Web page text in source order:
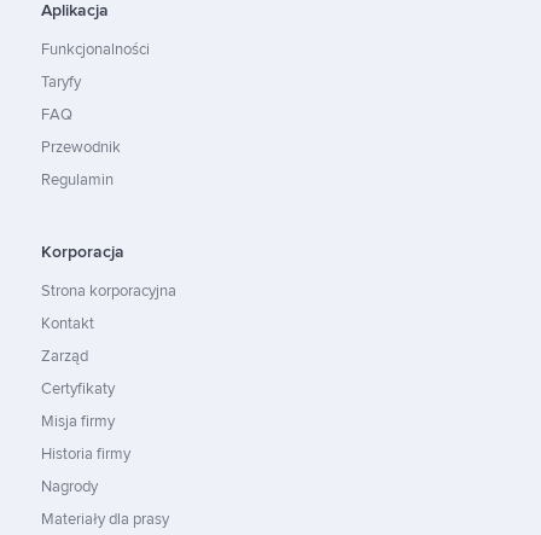
Aplikacja
Funkcjonalności
Taryfy
FAQ
Przewodnik
Regulamin
Korporacja
Strona korporacyjna
Kontakt
Zarząd
Certyfikaty
Misja firmy
Historia firmy
Nagrody
Materiały dla prasy